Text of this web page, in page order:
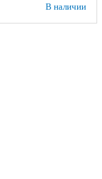
В наличии